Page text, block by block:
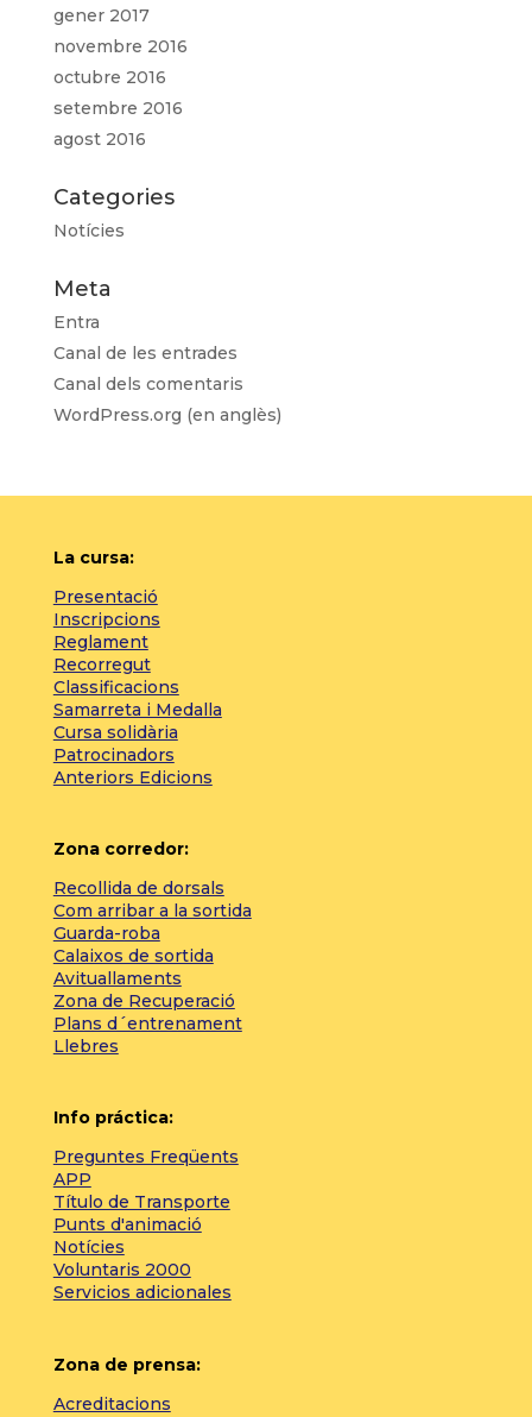
gener 2017
novembre 2016
octubre 2016
setembre 2016
agost 2016
Categories
Notícies
Meta
Entra
Canal de les entrades
Canal dels comentaris
WordPress.org (en anglès)
La cursa:
Presentació
Inscripcions
Reglament
Recorregut
Classificacions
Samarreta i Medalla
Cursa solidària
Patrocinadors
Anteriors Edicions
Zona corredor:
Recollida de dorsals
Com arribar a la sortida
Guarda-roba
Calaixos de sortida
Avituallaments
Zona de Recuperació
Plans d´entrenament
Llebres
Info práctica:
Preguntes Freqüents
APP
Título de Transporte
Punts d'animació
Notícies
Voluntaris 2000
Servicios adicionales
Zona de prensa:
Acreditacions